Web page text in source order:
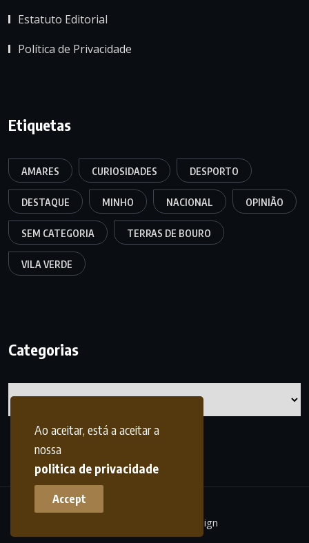
Ao aceitar, está a aceitar a
nossa
politica de privacidade
Accept
Estatuto Editorial
Política de Privacidade
Etiquetas
AMARES CURIOSIDADES DESPORTO
DESTAQUE MINHO NACIONAL OPINIÃO
SEM CATEGORIA TERRAS DE BOURO
VILA VERDE
Categorias
frdesign